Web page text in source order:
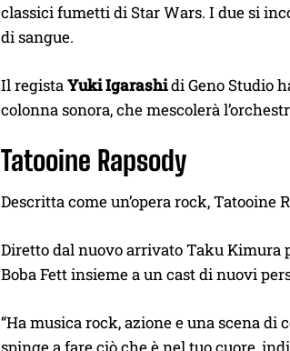
classici fumetti di Star Wars. I due si
di sangue.
Il registaYuki Igarashidi Geno Studio
colonna sonora, che mescolerà
Tatooine Rapsody
Descritta come un’opera rock,
Diretto dal nuovo arrivato Taku Kimura
Boba Fett insieme a un cast di nuovi
“Ha musica rock, azione e una scena di